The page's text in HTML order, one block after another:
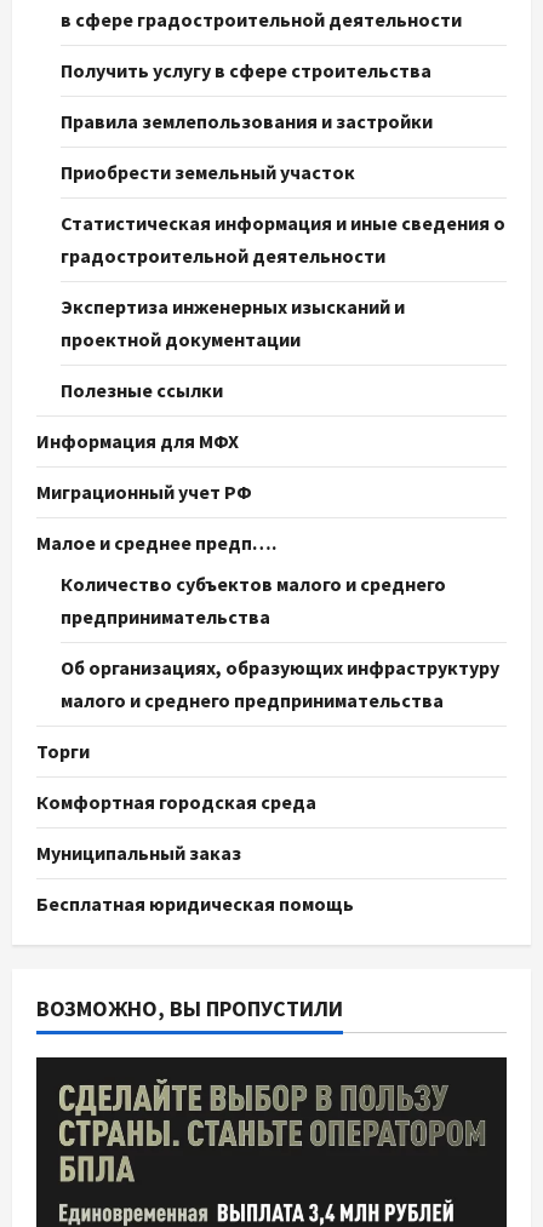
в сфере градостроительной деятельности
Получить услугу в сфере строительства
Правила землепользования и застройки
Приобрести земельный участок
Статистическая информация и иные сведения о
градостроительной деятельности
Экспертиза инженерных изысканий и
проектной документации
Полезные ссылки
Информация для МФХ
Миграционный учет РФ
Малое и среднее предп….
Количество субъектов малого и среднего
предпринимательства
Об организациях, образующих инфраструктуру
малого и среднего предпринимательства
Торги
Комфортная городская среда
Муниципальный заказ
Бесплатная юридическая помощь
ВОЗМОЖНО, ВЫ ПРОПУСТИЛИ